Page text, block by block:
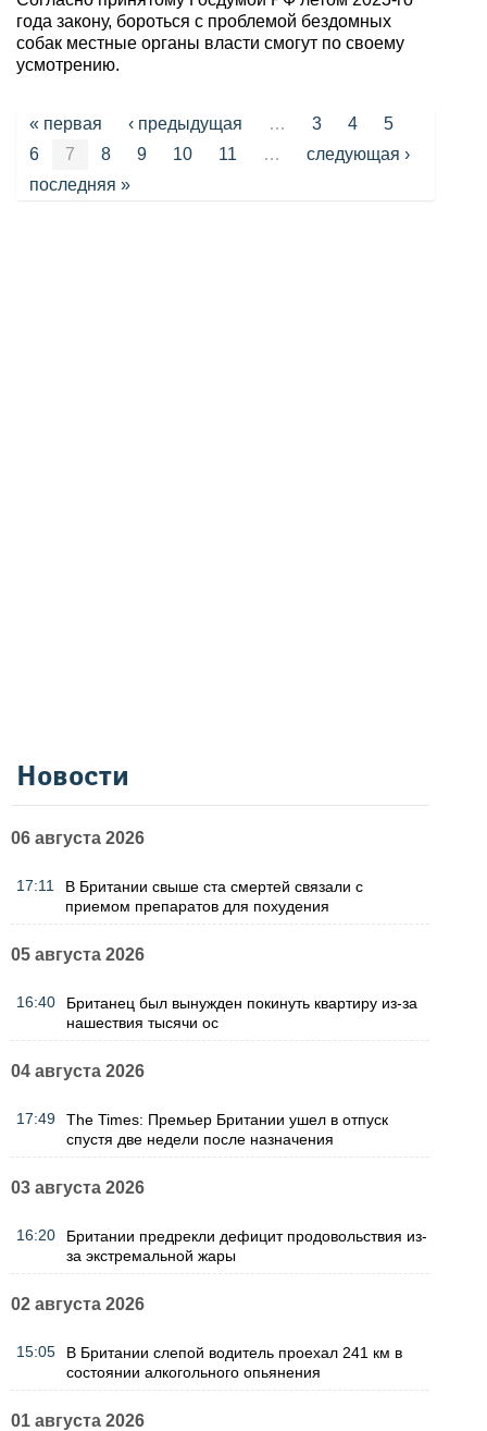
года закону, бороться с проблемой бездомных
собак местные органы власти смогут по своему
усмотрению.
Страницы
« первая ‹ предыдущая … 3 4
5
6
7 8 9 10 11 …
следующая ›
последняя »
Новости
06 августа 2026
17:11
В Британии свыше ста смертей связали с
приемом препаратов для похудения
05 августа 2026
16:40
Британец был вынужден покинуть квартиру из-за
нашествия тысячи ос
04 августа 2026
17:49
The Times: Премьер Британии ушел в отпуск
спустя две недели после назначения
03 августа 2026
16:20
Британии предрекли дефицит продовольствия из-
за экстремальной жары
02 августа 2026
15:05
В Британии слепой водитель проехал 241 км в
состоянии алкогольного опьянения
01 августа 2026